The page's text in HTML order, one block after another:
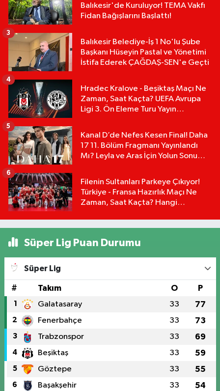
Balıkesir'de Kuruluyor! TEMA Vakfı
Fidan Bağışlarını Başlattı!
Balıkesir Belediye-İş 1 No'lu Şube
Başkanı Hüseyin Pastal ve Yönetimi
İstifa Ederek ÇAĞDAŞ-SEN'e Geçti
3
Hradec Kralove - Beşiktaş Maçı Ne
Zaman, Saat Kaçta? UEFA Avrupa
Ligi 3. Ön Eleme Turu Yayın
4
Kanal D’de Nefes Kesen Final! Daha
17 11. Bölüm Fragmanı Yayınlandı
Mı? Leyla ve Aras İçin Yolun Sonu
5
Filenin Sultanları Parkeye Çıkıyor!
Türkiye - Fransa Hazırlık Maçı Ne
Zaman, Saat Kaçta? Hangi
6
Süper Lig Puan Durumu
Süper Lig
# Takım O P
1 Galatasaray 33 77
2 Fenerbahçe 33 73
3 Trabzonspor 33 69
4 Beşiktaş 33 59
5 Göztepe 33 55
6 Başakşehir 33 54